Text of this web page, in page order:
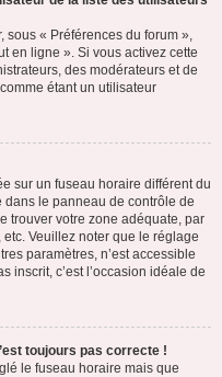
sous « Préférences du forum »,
en ligne ». Si vous activez cette
des modérateurs et de
étant un utilisateur
sur un fuseau horaire différent du
dans le panneau de contrôle de
trouver votre zone adéquate, par
Veuillez noter que le réglage
paramètres, n’est accessible
inscrit, c’est l’occasion idéale de
toujours pas correcte !
le fuseau horaire mais que